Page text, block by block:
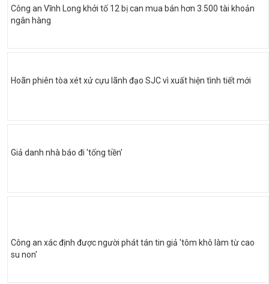
Công an Vĩnh Long khởi tố 12 bị can mua bán hơn 3.500 tài khoản
ngân hàng
Hoãn phiên tòa xét xử cựu lãnh đạo SJC vì xuất hiện tình tiết mới
Giả danh nhà báo đi 'tống tiền'
Công an xác định được người phát tán tin giả 'tôm khô làm từ cao
su non'